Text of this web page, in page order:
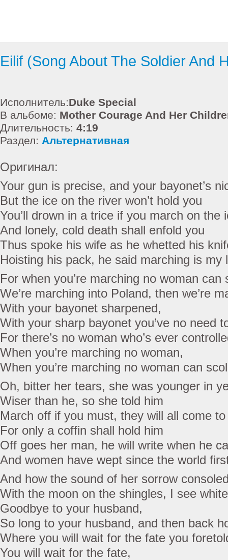
Eilif (Song About The Soldier And
Исполнитель:Duke Special
В альбоме: Mother Courage And Her
Длительность: 4:19
Раздел: Альтернативная
Оригинал:
Your gun is precise, and your bayonet’s
But the ice on the river won’t hold you
You’ll drown in a trice if you march on the
And lonely, cold death shall enfold you
Thus spoke his wife as he whetted his
Hoisting his pack, he said marching is my
For when you’re marching no woman can
We’re marching into Poland, then we’re
With your bayonet sharpened,
With your sharp bayonet you’ve no need
For there’s no woman who’s ever
When you’re marching no woman,
When you’re marching no woman can
Oh, bitter her tears, she was younger in
Wiser than he, so she told him
March off if you must, they will all come
For only a coffin shall hold him
Off goes her man, he will write when he
And women have wept since the world
And how the sound of her sorrow
With the moon on the shingles, I see
Goodbye to your husband,
So long to your husband, and then back
Where you will wait for the fate you
You will wait for the fate,